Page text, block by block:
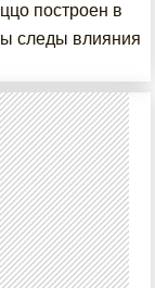
построен в
следы влияния